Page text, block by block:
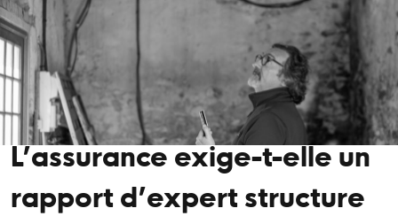
L’assurance exige-t-elle un
rapport d’expert structure